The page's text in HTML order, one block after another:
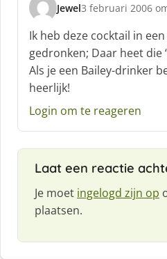
Jewel
s
c
h
r
e
e
:
3 februari 2006
Ik heb deze cocktail in
gedronken; Daar heet die
Als je een Bailey-drinker
heerlijk!
Login om te reageren
Laat een reactie
Je moet ingelogd zijn op
plaatsen.